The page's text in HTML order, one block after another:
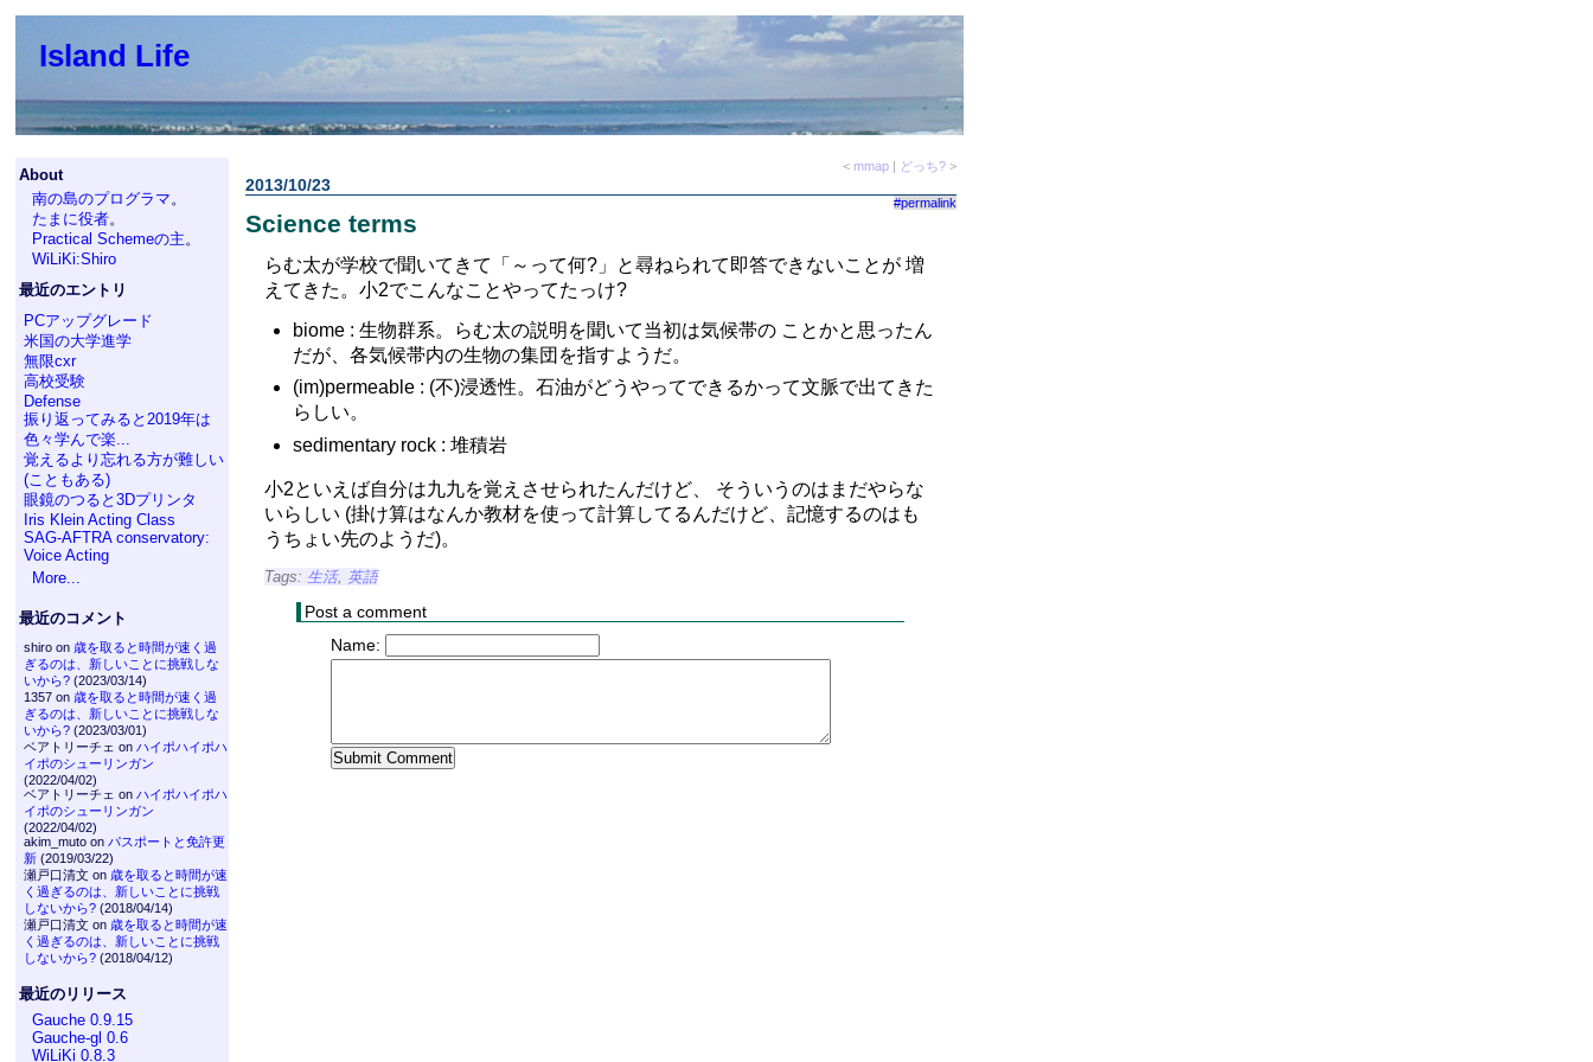
Island Life
About
南の島のプログラマ。
たまに役者。
Practical Schemeの主。
WiLiKi:Shiro
最近のエントリ
PCアップグレード
米国の大学進学
無限cxr
高校受験
Defense
振り返ってみると2019年は
色々学んで楽...
覚えるより忘れる方が難しい
(こともある)
眼鏡のつると3Dプリンタ
Iris Klein Acting Class
SAG-AFTRA conservatory:
Voice Acting
More...
最近のコメント
shiro on 歳を取ると時間が速く過
ぎるのは、新しいことに挑戦しな
いから?(2023/03/14)
1357 on 歳を取ると時間が速く過
ぎるのは、新しいことに挑戦しな
いから?(2023/03/01)
ベアトリーチェ on ハイポハイポハ
イポのシューリンガン
(2022/04/02)
ベアトリーチェ on ハイポハイポハ
イポのシューリンガン
(2022/04/02)
akim_muto on パスポートと免許更
新(2019/03/22)
瀬戸口清文 on 歳を取ると時間が速
く過ぎるのは、新しいことに挑戦
しないから?(2018/04/14)
瀬戸口清文 on 歳を取ると時間が速
く過ぎるのは、新しいことに挑戦
しないから?(2018/04/12)
最近のリリース
Gauche 0.9.15
Gauche-gl 0.6
WiLiKi 0.8.3
< mmap| どっち?>
2013/10/23
#permalink
Science terms
らむ太が学校で聞いてきて「～って何?」と尋ねられて即答できないことが 増
えてきた。小2でこんなことやってたっけ?
biome : 生物群系。らむ太の説明を聞いて当初は気候帯の ことかと思ったん
だが、各気候帯内の生物の集団を指すようだ。
(im)permeable : (不)浸透性。石油がどうやってできるかって文脈で出てきた
らしい。
sedimentary rock : 堆積岩
小2といえば自分は九九を覚えさせられたんだけど、 そういうのはまだやらな
いらしい (掛け算はなんか教材を使って計算してるんだけど、記憶するのはも
うちょい先のようだ)。
Tags: 生活, 英語
Post a comment
Name: